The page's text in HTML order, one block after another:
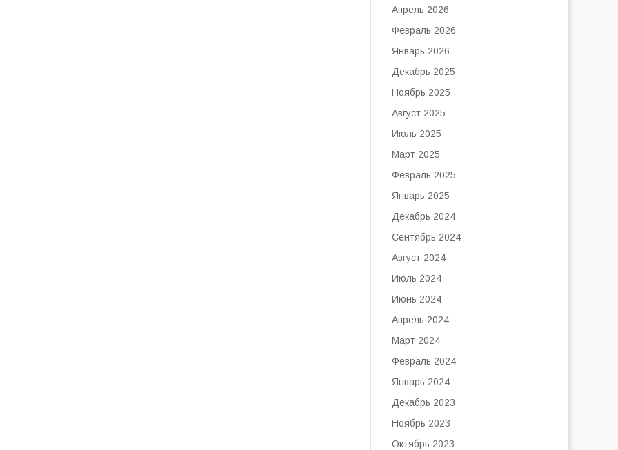
Апрель 2026
Февраль 2026
Январь 2026
Декабрь 2025
Ноябрь 2025
Август 2025
Июль 2025
Март 2025
Февраль 2025
Январь 2025
Декабрь 2024
Сентябрь 2024
Август 2024
Июль 2024
Июнь 2024
Апрель 2024
Март 2024
Февраль 2024
Январь 2024
Декабрь 2023
Ноябрь 2023
Октябрь 2023